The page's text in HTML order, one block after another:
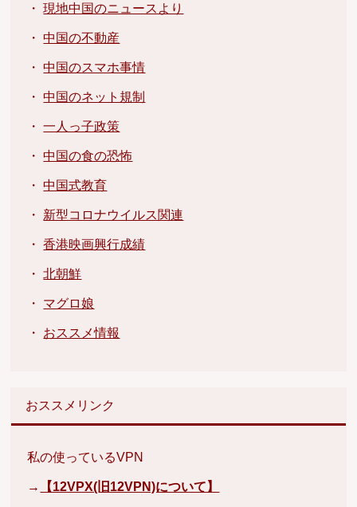
・現地中国のニュースより
・中国の不動産
・中国のスマホ事情
・中国のネット規制
・一人っ子政策
・中国の食の恐怖
・中国式教育
・ 新型コロナウイルス関連
・香港映画興行成績
・北朝鮮
・ マグロ娘
・ おススメ情報
おススメリンク
私の使っているVPN
→ 【12VPX(旧12VPN)について】